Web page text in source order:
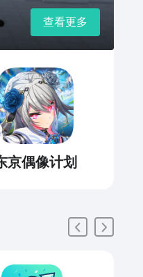
查看更多
京偶像计划